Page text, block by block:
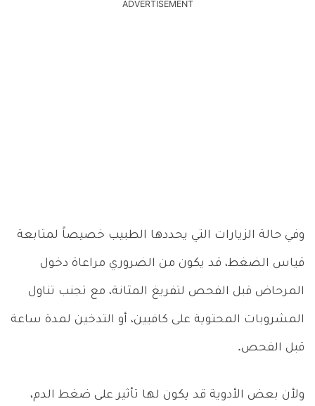
ADVERTISEMENT
وفي حالة الزيارات التي يحددها الطبيب خصيصاً لمتابعة
قياس الضغط، قد يكون من الضروري مراعاة دخول
المرحاض قبل الفحص لتفريغ المثانة، مع تجنب تناول
المشروبات المحتوية على كافيين، أو التدخين لمدة ساعة
قبل الفحص.
ولأن بعض الأدوية قد يكون لها تأثير على ضغط الدم،